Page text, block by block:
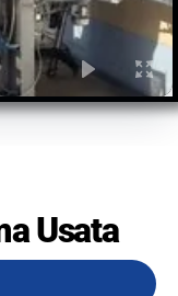
Usata